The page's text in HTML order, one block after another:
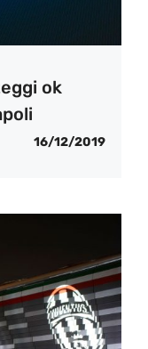
ok
16/12/2019